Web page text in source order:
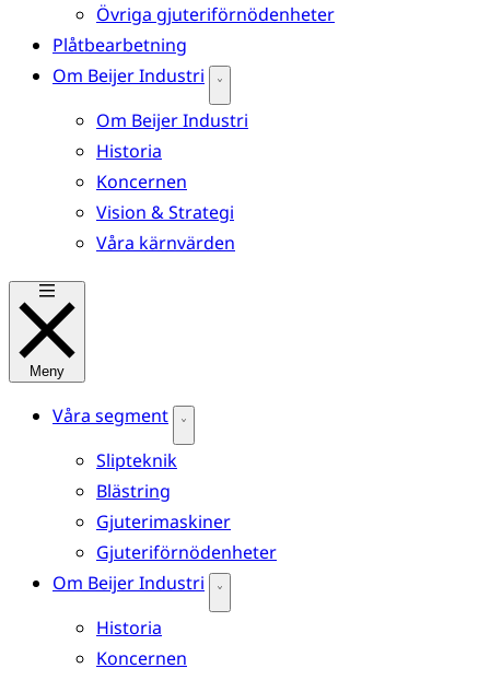
Övriga gjuteriförnödenheter
Plåtbearbetning
Om Beijer Industri
Om Beijer Industri
Historia
Koncernen
Vision & Strategi
Våra kärnvärden
Meny
Våra segment
Slipteknik
Blästring
Gjuterimaskiner
Gjuteriförnödenheter
Om Beijer Industri
Historia
Koncernen